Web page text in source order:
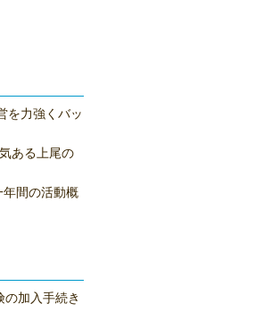
を力強くバッ
ある上尾の
間の活動概
加入手続き